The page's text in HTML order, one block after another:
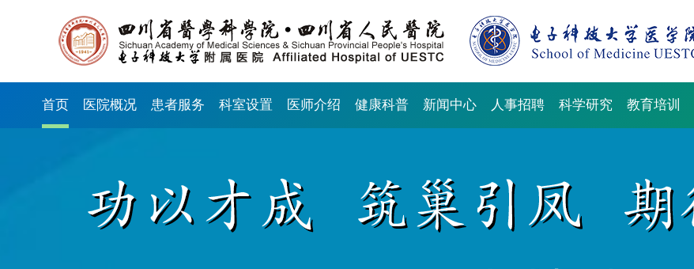
首页 医院概况 患者服务 科室设置 医师介绍 健康科普 新闻中心 人事招聘 科学研究 教育培训